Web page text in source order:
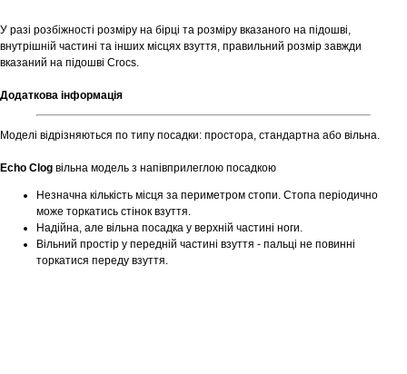
У разі розбіжності розміру на бірці та розміру вказаного на підошві,
внутрішній частині та інших місцях взуття, правильний розмір завжди
вказаний на підошві Crocs.
Додаткова інформація
Моделі відрізняються по типу посадки: простора, стандартна або вільна.
Echo Clog вільна модель з напівприлеглою посадкою
Незначна кількість місця за периметром стопи. Стопа періодично
може торкатись стінок взуття.
Надійна, але вільна посадка у верхній частині ноги.
Вільний простір у передній частині взуття - пальці не повинні
торкатися переду взуття.